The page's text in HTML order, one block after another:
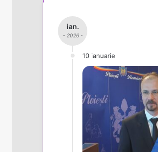
ian.
- 2026 -
10 ianuarie